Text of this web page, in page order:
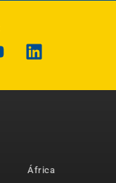
África